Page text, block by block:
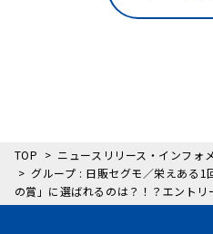
TOP
ニュースリリース・インフォ
グループ : 日販セグモ／栄えある1
の賞」に選ばれるのは？！？エントリ